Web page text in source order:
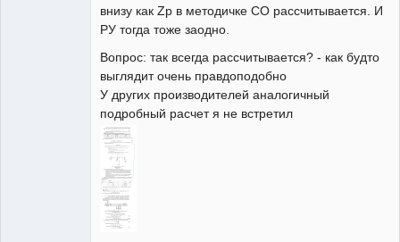
внизу как Zр в методичке СО рассчитывается. И
РУ тогда тоже заодно.
Вопрос: так всегда рассчитывается? - как будто
выглядит очень правдоподобно
У других производителей аналогичный
подробный расчет я не встретил